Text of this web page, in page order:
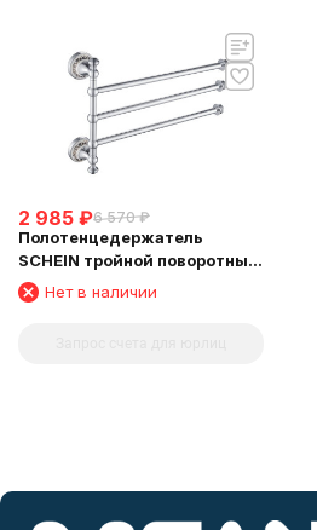
2 985 ₽6 570 ₽
Полотенцедержатель
SCHEIN тройной поворотный
(7053052)
Нет в наличии